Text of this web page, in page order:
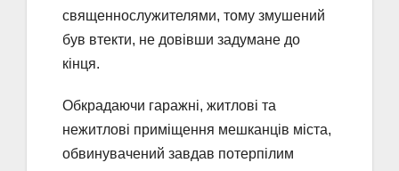
священнослужителями, тому змушений
був втекти, не довівши задумане до
кінця.
Обкрадаючи гаражні, житлові та
нежитлові приміщення мешканців міста,
обвинувачений завдав потерпілим